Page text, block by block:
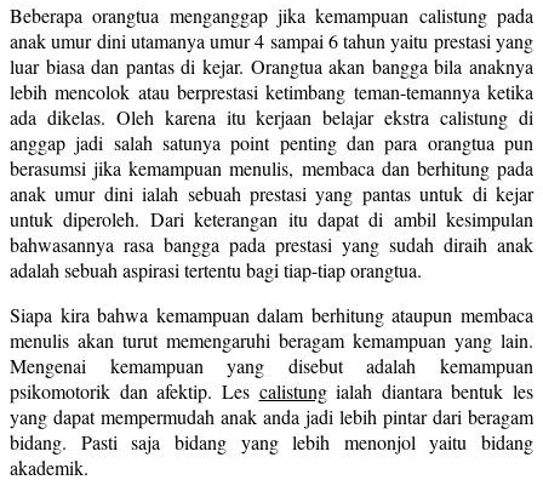
Beberapa orangtua menganggap jika kemampuan calistung pada
anak umur dini utamanya umur 4 sampai 6 tahun yaitu prestasi yang
luar biasa dan pantas di kejar. Orangtua akan bangga bila anaknya
lebih mencolok atau berprestasi ketimbang teman-temannya ketika
ada dikelas. Oleh karena itu kerjaan belajar ekstra calistung di
anggap jadi salah satunya point penting dan para orangtua pun
berasumsi jika kemampuan menulis, membaca dan berhitung pada
anak umur dini ialah sebuah prestasi yang pantas untuk di kejar
untuk diperoleh. Dari keterangan itu dapat di ambil kesimpulan
bahwasannya rasa bangga pada prestasi yang sudah diraih anak
adalah sebuah aspirasi tertentu bagi tiap-tiap orangtua.
Siapa kira bahwa kemampuan dalam berhitung ataupun membaca
menulis akan turut memengaruhi beragam kemampuan yang lain.
Mengenai kemampuan yang disebut adalah kemampuan
psikomotorik dan afektip. Les calistungialah diantara bentuk les
yang dapat mempermudah anak anda jadi lebih pintar dari beragam
bidang. Pasti saja bidang yang lebih menonjol yaitu bidang
akademik.